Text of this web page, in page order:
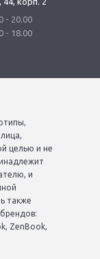
- 20.00
- 18.00
целью и не
и
также
ZenBook,